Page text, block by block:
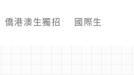
僑港澳生獨招 國際生